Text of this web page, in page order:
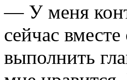
— У меня
сейчас
выполнить